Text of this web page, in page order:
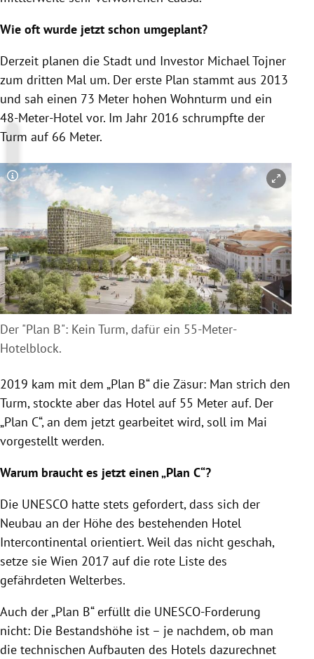
Wie oft wurde jetzt schon umgeplant?
Derzeit planen die Stadt und Investor Michael Tojner
zum dritten Mal um. Der erste Plan stammt aus 2013
und sah einen 73 Meter hohen Wohnturm und ein
48-Meter-Hotel vor. Im Jahr 2016 schrumpfte der
Turm auf 66 Meter.
Copyright-Hinweis öffnen/schließen
Der "Plan B": Kein Turm, dafür ein 55-Meter-
Hotelblock.
2019 kam mit dem „Plan B“ die Zäsur: Man strich den
Turm, stockte aber das Hotel auf 55 Meter auf. Der
„Plan C“, an dem jetzt gearbeitet wird, soll im Mai
vorgestellt werden.
Warum braucht es jetzt einen „Plan C“?
Die UNESCO hatte stets gefordert, dass sich der
Neubau an der Höhe des bestehenden Hotel
Intercontinental orientiert. Weil das nicht geschah,
setze sie Wien 2017 auf die rote Liste des
gefährdeten Welterbes.
Auch der „Plan B“ erfüllt die UNESCO-Forderung
nicht: Die Bestandshöhe ist – je nachdem, ob man
die technischen Aufbauten des Hotels dazurechnet